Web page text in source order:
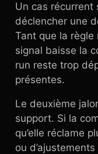
Un cas
déclencher une
Tant que la règle
signal baisse la
run reste trop
présentes.
Le deuxième
support. Si la
qu’elle réclame
ou